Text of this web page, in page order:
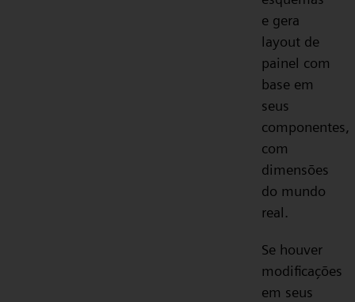
e gera
layout de
painel com
base em
seus
componentes,
com
dimensões
do mundo
real.
Se houver
modificações
em seus